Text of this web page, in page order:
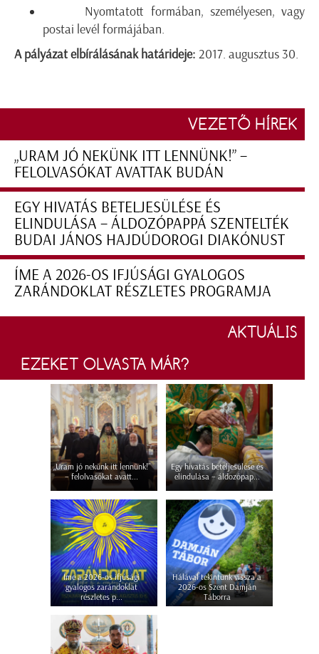
Nyomtatott formában, személyesen, vagy
postai levél formájában.
A pályázat elbírálásának határideje: 2017. augusztus 30.
VEZETŐ HÍREK
„URAM JÓ NEKÜNK ITT LENNÜNK!” –
FELOLVASÓKAT AVATTAK BUDÁN
EGY HIVATÁS BETELJESÜLÉSE ÉS
ELINDULÁSA – ÁLDOZÓPAPPÁ SZENTELTÉK
BUDAI JÁNOS HAJDÚDOROGI DIAKÓNUST
ÍME A 2026-OS IFJÚSÁGI GYALOGOS
ZARÁNDOKLAT RÉSZLETES PROGRAMJA
AKTUÁLIS
EZEKET OLVASTA MÁR?
„Uram jó nekünk itt lennünk!”
– felolvasókat avatt...
Egy hivatás beteljesülése és
elindulása – áldozópap...
Íme a 2026-os ifjúsági
gyalogos zarándoklat
részletes p...
Hálával tekintünk vissza a
2026-os Szent Damján
Táborra